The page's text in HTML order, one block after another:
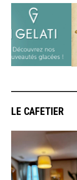
LE CAFETIER